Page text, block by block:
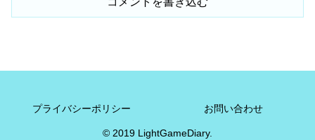
プライバシーポリシー お問い合わせ
© 2019 LightGameDiary.